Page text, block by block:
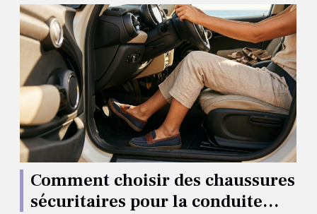
Comment choisir des chaussures
sécuritaires pour la conduite